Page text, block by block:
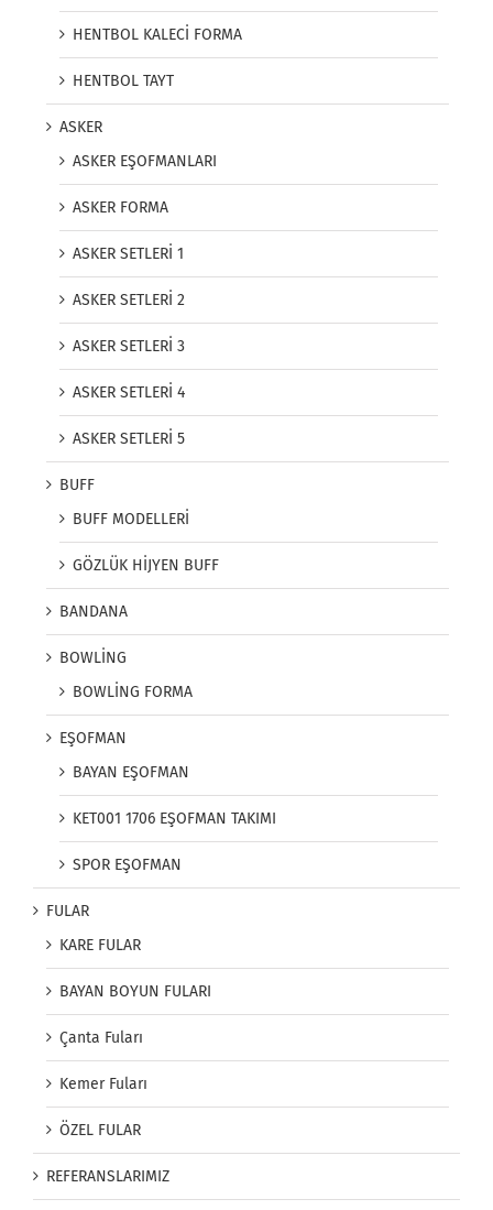
HENTBOL KALECİ FORMA
HENTBOL TAYT
ASKER
ASKER EŞOFMANLARI
ASKER FORMA
ASKER SETLERİ 1
ASKER SETLERİ 2
ASKER SETLERİ 3
ASKER SETLERİ 4
ASKER SETLERİ 5
BUFF
BUFF MODELLERİ
GÖZLÜK HİJYEN BUFF
BANDANA
BOWLİNG
BOWLİNG FORMA
EŞOFMAN
BAYAN EŞOFMAN
KET001 1706 EŞOFMAN TAKIMI
SPOR EŞOFMAN
FULAR
KARE FULAR
BAYAN BOYUN FULARI
Çanta Fuları
Kemer Fuları
ÖZEL FULAR
REFERANSLARIMIZ